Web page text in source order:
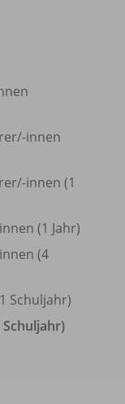
-innen
-innen (1
(1 Jahr)
(4
Schuljahr)
Schuljahr)